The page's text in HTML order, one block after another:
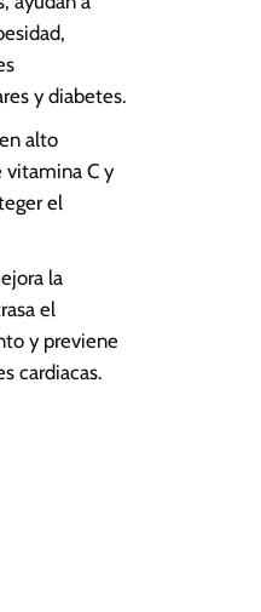
y diabetes.
alto
C y
el
la
el
y previene
cardiacas.